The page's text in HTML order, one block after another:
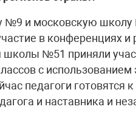
и московскую школу
в конференциях
школы №51 приняли
с
педагоги готовятся
и наставника и